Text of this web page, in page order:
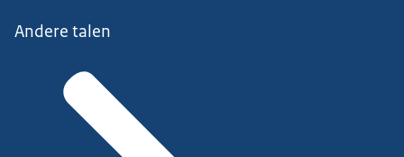
Andere talen